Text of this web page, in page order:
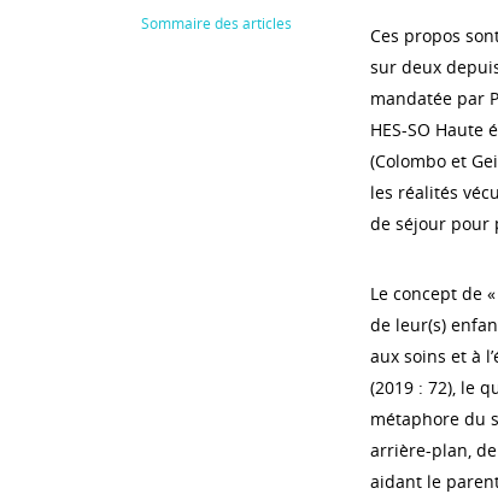
Ces propos
sur deux
mandatée par
HES-SO Haute
(Colombo et
les réalités
de séjour pour
Le concept de
de leur(s)
aux soins et à
(2019 : 72), le
métaphore du
arrière-plan,
aidant le
Sommaire des articles